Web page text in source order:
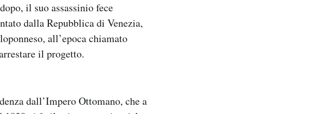
il suo assassinio fece
dalla Repubblica di Venezia,
all’epoca chiamato
il progetto.
dall’Impero Ottomano, che a